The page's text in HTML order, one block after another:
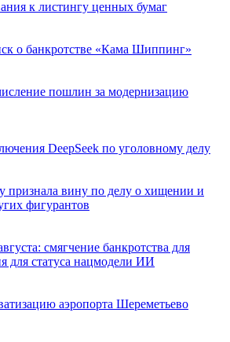
к листингу ценных бумаг
о банкротстве «Кама Шиппинг»
пошлин за модернизацию
DeepSeek по уголовному делу
признала вину по делу о хищении и
фигурантов
смягчение банкротства для
для статуса нацмодели ИИ
аэропорта Шереметьево